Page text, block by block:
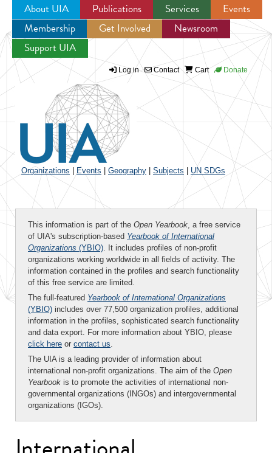
Jump to navigation
About UIA Publications Services
Events
Membership
Get Involved
Newsroom
Support UIA
Log in Contact Cart Donate
Organizations Events Geography Subjects UN SDGs
This information is part of the Open Yearbook, a free service
of UIA's subscription-based Yearbook of International
Organizations (YBIO). It includes profiles of non-profit
organizations working worldwide in all fields of activity. The
information contained in the profiles and search functionality
of this free service are limited.
The full-featured Yearbook of International Organizations
(YBIO) includes over 77,500 organization profiles, additional
information in the profiles, sophisticated search functionality
and data export. For more information about YBIO, please
click here or contact us.
The UIA is a leading provider of information about
international non-profit organizations. The aim of the Open
Yearbook is to promote the activities of international non-
governmental organizations (INGOs) and intergovernmental
organizations (IGOs).